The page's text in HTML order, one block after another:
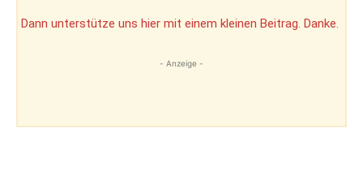
Dann unterstütze uns hier mit einem kleinen Beitrag. Danke.
- Anzeige -